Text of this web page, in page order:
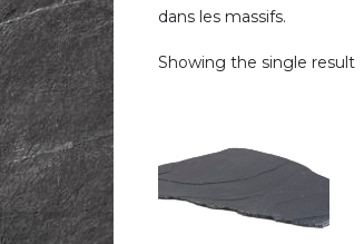
dans les massifs.
Showing the single result